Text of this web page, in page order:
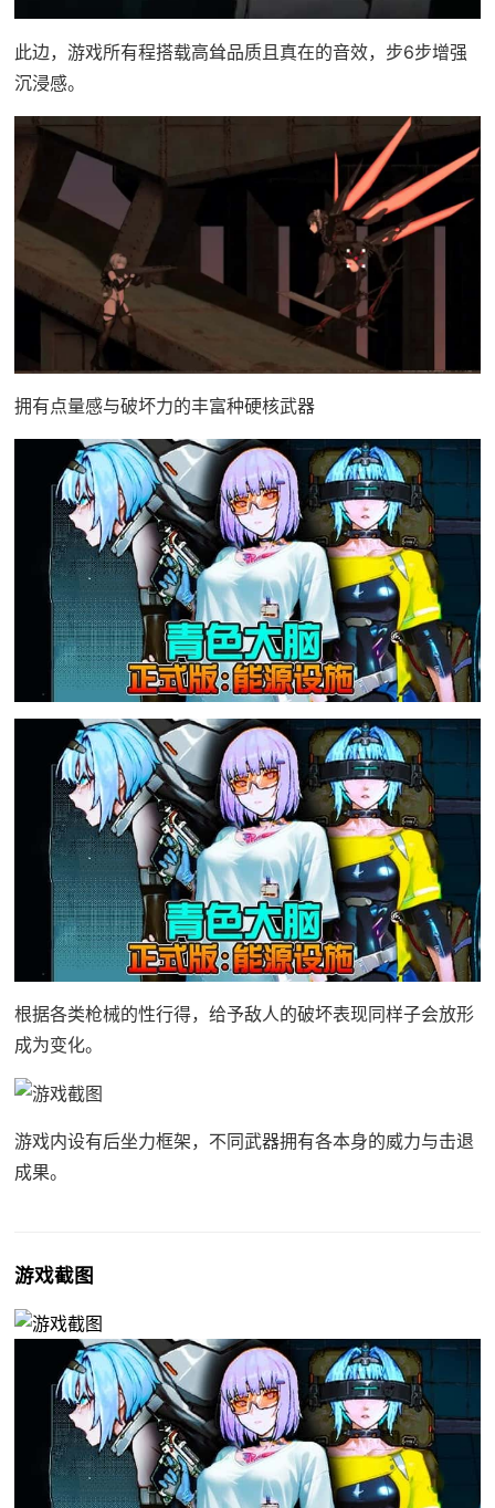
此边，游戏所有程搭载高耸品质且真在的音效，步6步增强
沉浸感。
拥有点量感与破坏力的丰富种硬核武器
根据各类枪械的性行得，给予敌人的破坏表现同样子会放形
成为变化。
游戏内设有后坐力框架，不同武器拥有各本身的威力与击退
成果。
游戏截图